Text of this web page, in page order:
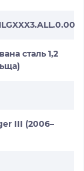
сталь 1,2
III (2006–